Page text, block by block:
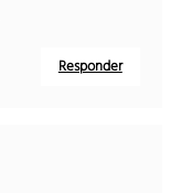
Responder